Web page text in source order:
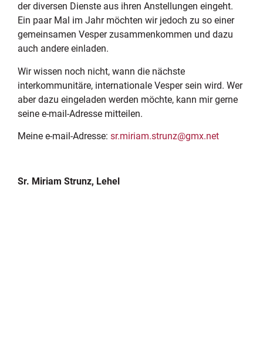
der diversen Dienste aus ihren Anstellungen eingeht.
Ein paar Mal im Jahr möchten wir jedoch zu so einer
gemeinsamen Vesper zusammenkommen und dazu
auch andere einladen.
Wir wissen noch nicht, wann die nächste
interkommunitäre, internationale Vesper sein wird. Wer
aber dazu eingeladen werden möchte, kann mir gerne
seine e-mail-Adresse mitteilen.
Meine e-mail-Adresse: sr.miriam.strunz@gmx.net
Sr. Miriam Strunz, Lehel